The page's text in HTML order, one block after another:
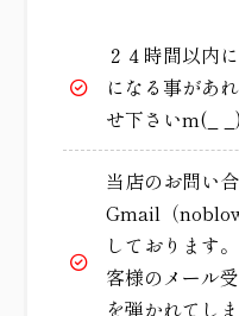
２４時間以内
になる事があ
せ下さいm(_
当店のお問い
Gmail（
しております
客様のメール
を弾かれてし